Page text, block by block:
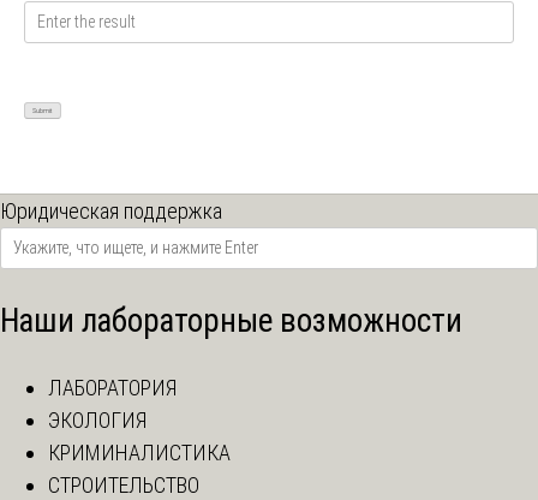
Юридическая поддержка
Наши лабораторные возможности
ЛАБОРАТОРИЯ
ЭКОЛОГИЯ
КРИМИНАЛИСТИКА
СТРОИТЕЛЬСТВО